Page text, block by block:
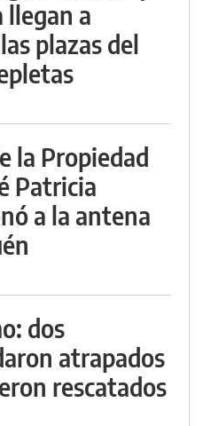
llegan a
plazas del
la Propiedad
Patricia
a la antena
dos
atrapados
rescatados